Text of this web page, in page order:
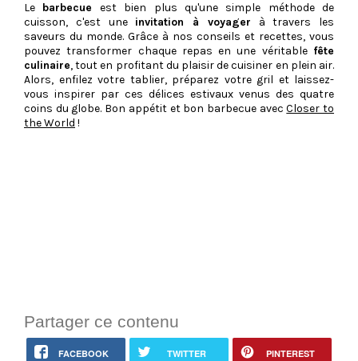
Le barbecue est bien plus qu'une simple méthode de
cuisson, c'est une invitation à voyager à travers les
saveurs du monde. Grâce à nos conseils et recettes, vous
pouvez transformer chaque repas en une véritable fête
culinaire, tout en profitant du plaisir de cuisiner en plein air.
Alors, enfilez votre tablier, préparez votre gril et laissez-
vous inspirer par ces délices estivaux venus des quatre
coins du globe. Bon appétit et bon barbecue avecCloser to
the World !
Partager ce contenu
FACEBOOK TWITTER PINTEREST